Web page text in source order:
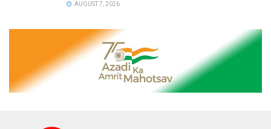
AUGUST 7, 2026